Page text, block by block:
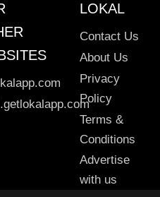
LOKAL
Contact Us
About Us
Privacy
Policy
Terms &
Conditions
Advertise
with us